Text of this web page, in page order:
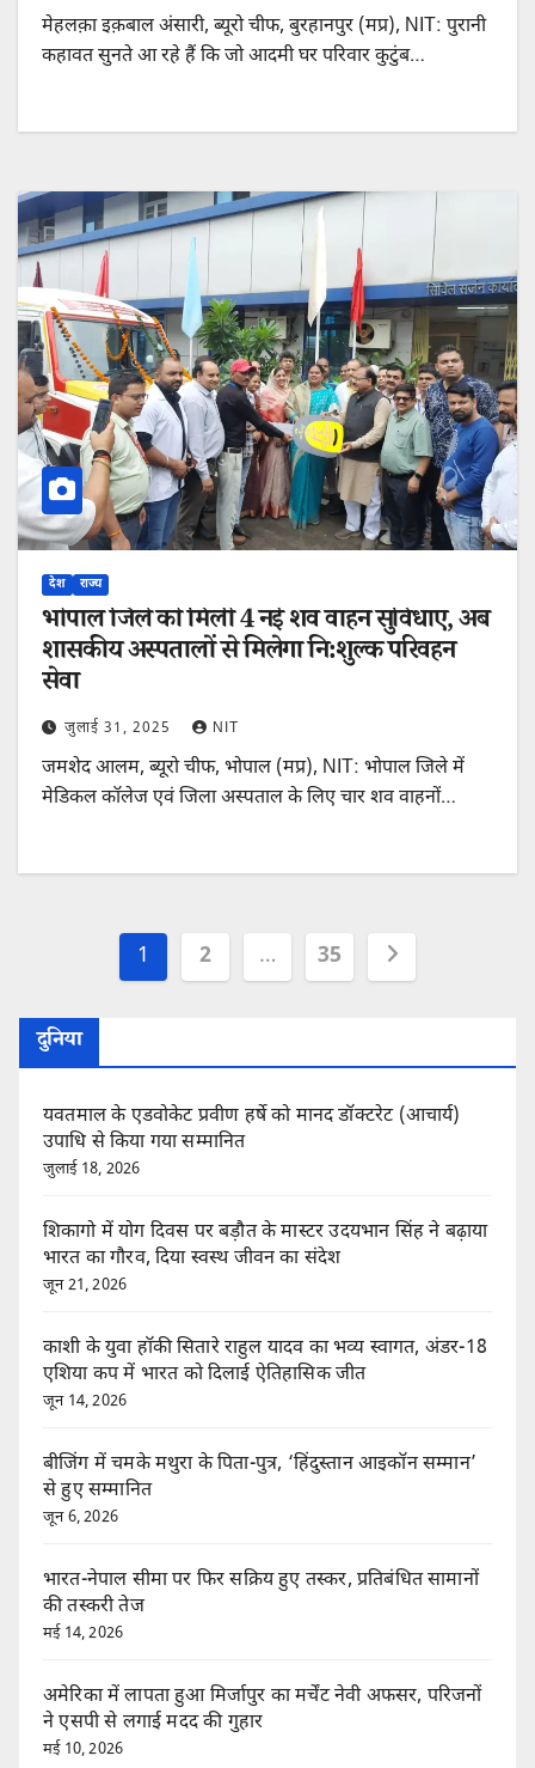
मेहलक़ा इक़बाल अंसारी, ब्यूरो चीफ, बुरहानपुर (मप्र), NIT: पुरानी
कहावत सुनते आ रहे हैं कि जो आदमी घर परिवार कुटुंब…
देश राज्य
भोपाल जिले को मिली 4 नई शव वाहन सुविधाएं, अब
शासकीय अस्पतालों से मिलेगा नि:शुल्क परिवहन
सेवा
जुलाई 31, 2025 NIT
जमशेद आलम, ब्यूरो चीफ, भोपाल (मप्र), NIT: भोपाल जिले में
मेडिकल कॉलेज एवं जिला अस्पताल के लिए चार शव वाहनों…
Posts
1 2 … 35
दुनिया
यवतमाल के एडवोकेट प्रवीण हर्षे को मानद डॉक्टरेट (आचार्य)
उपाधि से किया गया सम्मानित
जुलाई 18, 2026
शिकागो में योग दिवस पर बड़ौत के मास्टर उदयभान सिंह ने बढ़ाया
भारत का गौरव, दिया स्वस्थ जीवन का संदेश
जून 21, 2026
काशी के युवा हॉकी सितारे राहुल यादव का भव्य स्वागत, अंडर-18
एशिया कप में भारत को दिलाई ऐतिहासिक जीत
जून 14, 2026
बीजिंग में चमके मथुरा के पिता-पुत्र, ‘हिंदुस्तान आइकॉन सम्मान’
से हुए सम्मानित
जून 6, 2026
भारत-नेपाल सीमा पर फिर सक्रिय हुए तस्कर, प्रतिबंधित सामानों
की तस्करी तेज
मई 14, 2026
अमेरिका में लापता हुआ मिर्जापुर का मर्चेंट नेवी अफसर, परिजनों
ने एसपी से लगाई मदद की गुहार
मई 10, 2026